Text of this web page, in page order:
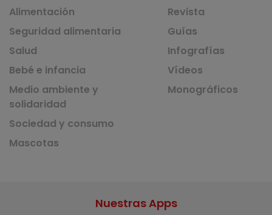
Alimentación
Seguridad alimentaria
Salud
Bebé e infancia
Medio ambiente y
solidaridad
Sociedad y consumo
Mascotas
Revista
Guías
Infografías
Vídeos
Monográficos
Nuestras Apps